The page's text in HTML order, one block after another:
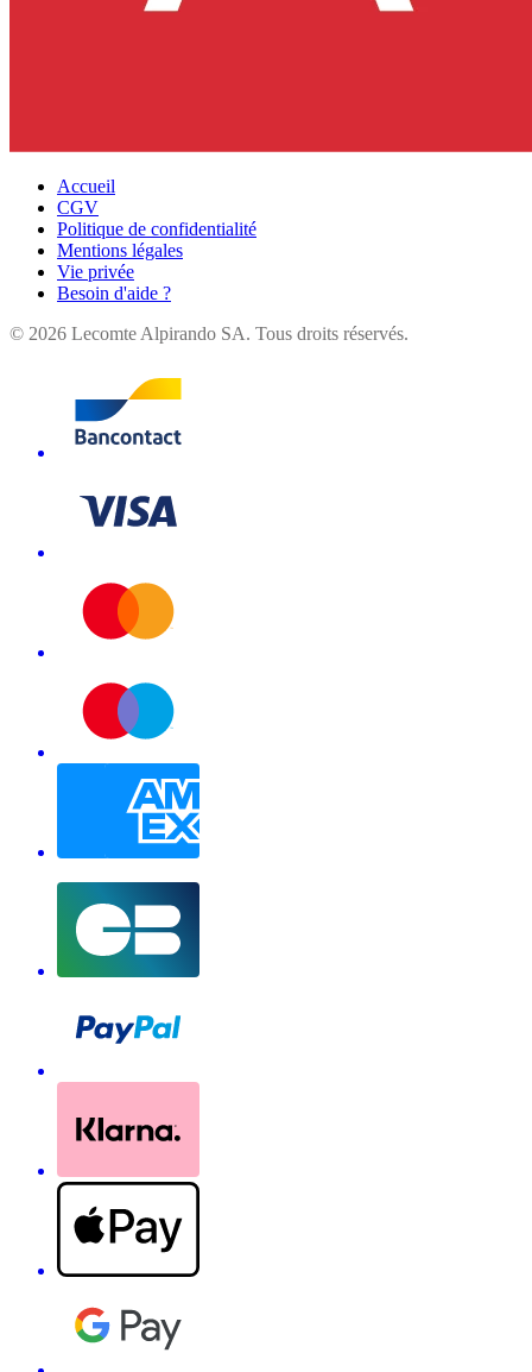
Accueil
CGV
Politique de confidentialité
Mentions légales
Vie privée
Besoin d'aide ?
© 2026 Lecomte Alpirando SA. Tous droits réservés.